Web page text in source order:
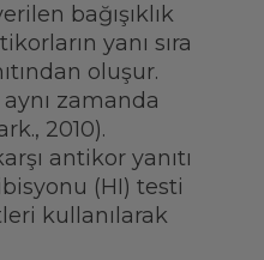
bağışıklık
yanı sıra
oluşur.
zamanda
2010).
antikor yanıtı
(HI) testi
kullanılarak